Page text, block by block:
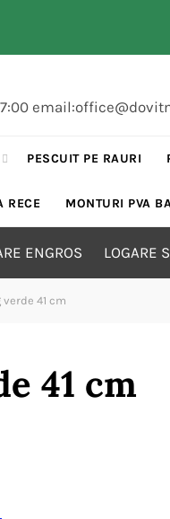
PESCUIT PE RAURI
RECE MONTURI PVA
ENGROS LOGARE
41 cm
41 cm